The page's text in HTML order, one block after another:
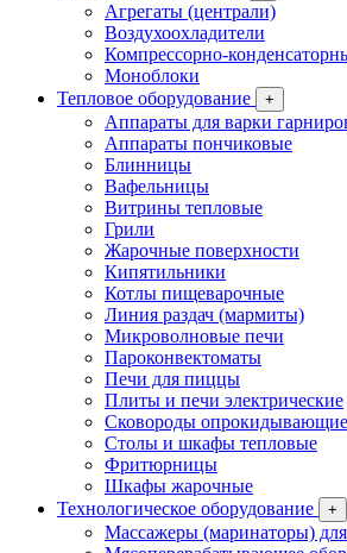
Агрегаты (централи)
Воздухоохладители
Компрессорно-
Моноблоки
Тепловое оборудование
+
Аппараты для варки
Аппараты пончиковые
Блинницы
Вафельницы
Витрины тепловые
Грили
Жарочные поверхности
Кипятильники
Котлы пищеварочные
Линия раздач (мармиты)
Микроволновые печи
Пароконвектоматы
Печи для пиццы
Плиты и печи электрические
Сковороды
Столы и шкафы тепловые
Фритюрницы
Шкафы жарочные
Технологическое оборудование
+
Массажеры (маринаторы)